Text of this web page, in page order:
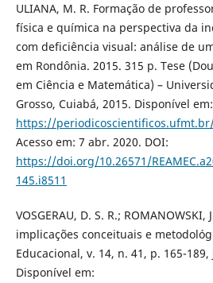
ULIANA, M. R. Formação de
física e química na perspectiva da
com deficiência visual: análise de
em Rondônia. 2015. 315 p. Tese
em Ciência e Matemática) –
Grosso, Cuiabá, 2015. Disponível em:
https://
Acesso em: 7 abr. 2020. DOI:
https://doi.org/10.26571/
145.i8511
VOSGERAU, D. S. R.;
implicações conceituais e
Educacional, v. 14, n. 41, p. 165-
Disponível em: